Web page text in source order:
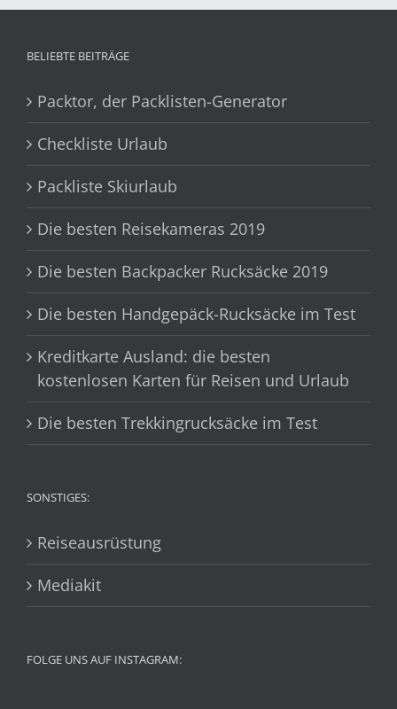
BELIEBTE BEITRÄGE
Packtor, der Packlisten-Generator
Checkliste Urlaub
Packliste Skiurlaub
Die besten Reisekameras 2019
Die besten Backpacker Rucksäcke 2019
Die besten Handgepäck-Rucksäcke im Test
Kreditkarte Ausland: die besten
kostenlosen Karten für Reisen und Urlaub
Die besten Trekkingrucksäcke im Test
SONSTIGES:
Reiseausrüstung
Mediakit
FOLGE UNS AUF INSTAGRAM: